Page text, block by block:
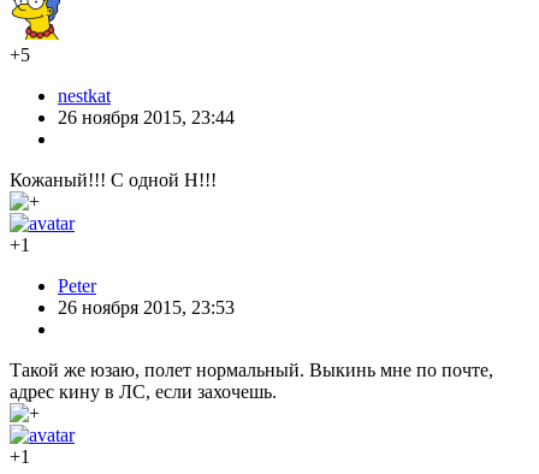
+5
nestkat
26 ноября 2015, 23:44
Кожаный!!! С одной Н!!!
+1
Peter
26 ноября 2015, 23:53
Такой же юзаю, полет нормальный. Выкинь мне по почте,
адрес кину в ЛС, если захочешь.
+1